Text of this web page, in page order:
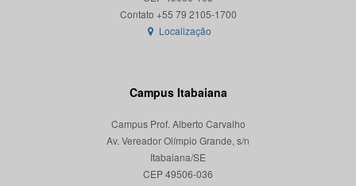
Localização
Campus Itabaiana
Campus Prof. Alberto Carvalho
Av. Vereador Olímpio Grande, s/n
Itabaiana/SE
CEP 49506-036